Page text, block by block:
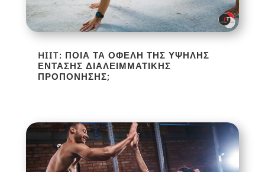
HIIT: ΠΟΙΑ ΤΑ ΟΦΈΛΗ ΤΗΣ ΥΨΗΛΉΣ
ΈΝΤΑΣΗΣ ΔΙΑΛΕΙΜΜΑΤΙΚΉΣ
ΠΡΟΠΌΝΗΣΗΣ;